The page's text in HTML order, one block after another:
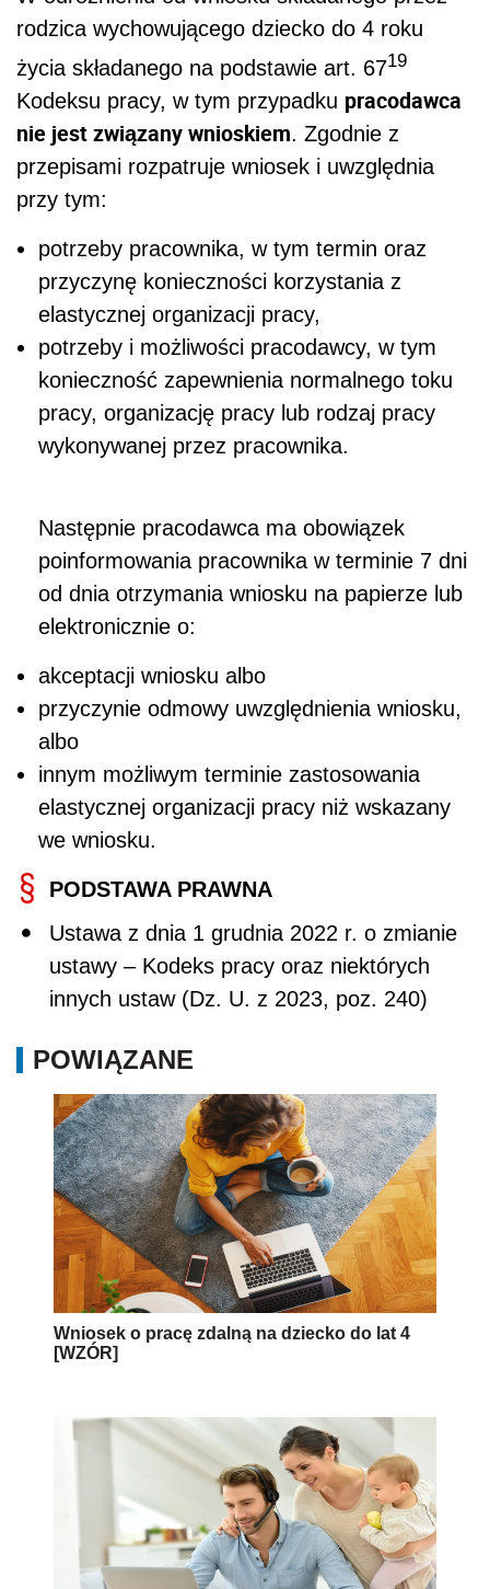
rodzica wychowującego dziecko do 4 roku
życia składanego na podstawie art. 6719
Kodeksu pracy, w tym przypadku pracodawca
nie jest związany wnioskiem. Zgodnie z
przepisami rozpatruje wniosek i uwzględnia
przy tym:
potrzeby pracownika, w tym termin oraz
przyczynę konieczności korzystania z
elastycznej organizacji pracy,
potrzeby i możliwości pracodawcy, w tym
konieczność zapewnienia normalnego toku
pracy, organizację pracy lub rodzaj pracy
wykonywanej przez pracownika.
Następnie pracodawca ma obowiązek
poinformowania pracownika w terminie 7 dni
od dnia otrzymania wniosku na papierze lub
elektronicznie o:
akceptacji wniosku albo
przyczynie odmowy uwzględnienia wniosku,
albo
innym możliwym terminie zastosowania
elastycznej organizacji pracy niż wskazany
we wniosku.
PODSTAWA PRAWNA
Ustawa z dnia 1 grudnia 2022 r. o zmianie
ustawy – Kodeks pracy oraz niektórych
innych ustaw (Dz. U. z 2023, poz. 240)
POWIĄZANE
Wniosek o pracę zdalną na dziecko do lat 4
[WZÓR]